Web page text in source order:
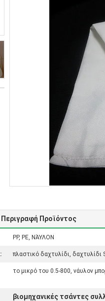
Προϊόντος
PP, PE, ΝΆΥΛΟΝ
πλαστικό δαχτυλίδι,
το μικρό του 0.5-800, νάυλον
βιομηχανικές τσάντες